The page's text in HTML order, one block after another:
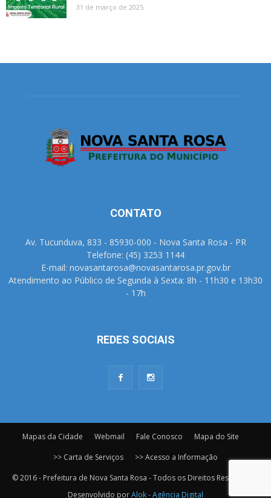
31 de março de 2025
CONTATO
Av. Tucunduva, 833 - 85930-000 - Nova Santa Rosa - PR
Telefone: (45) 3253 1144
E-mail: novasantarosa@novasantarosa.pr.gov.br
Atendimento ao Público de Segunda à Sexta: 8h - 11h30 e 13h30
- 17h
REDES SOCIAIS
Mapas da Cidade Webmail Fale Conosco
Mapa do Site
>> Carta de Serviços
>> Acesso a Informação
© 2016 - Prefeitura de Nova Santa Rosa - Todos os Direitos Reservados.
Desenvolvido porAlok - Agência Digital